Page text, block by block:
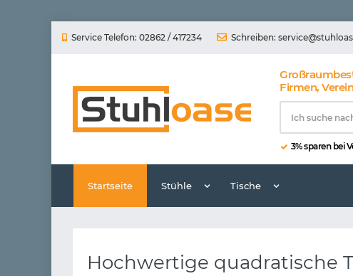
Service Telefon: 02862 / 417234 Schreiben:
Firmen,
3% sparen bei
Startseite Stühle Tische
Hochwertige quadratische